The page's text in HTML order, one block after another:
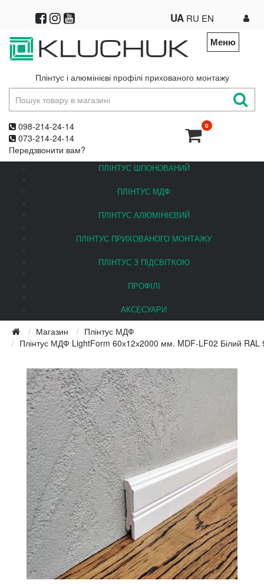
UA RU EN
Меню
Плінтус і алюмінієві профілі прихованого монтажу
098-214-24-14
073-214-24-14
Передзвонити вам?
0
ПЛІНТУС ШПОНОВАНИЙ
ПЛІНТУС МДФ
ПЛІНТУС АЛЮМІНІЄВИЙ
ПЛІНТУС ПРИХОВАНОГО МОНТАЖУ
ПЛІНТУС З ПІДСВІТКОЮ
ПРОФІЛІ
АКСЕСУАРИ
Магазин
Плінтус МДФ
Плінтус МДФ LightForm 60х12х2000 мм. MDF-LF02 Білий RAL